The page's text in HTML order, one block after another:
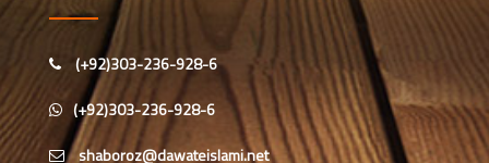
عبد الرسول (درجہ خامسہ مرکزی
جامعۃ المدینہ فیضان مدینہ ،کراچی
،پاکستان)
مدنی رضا(درجہ سادسہ مرکز ی جامعۃ
المدینہ فیضان مدینہ ،کراچی،پاکستان)
(+92)303-236-928-6
(+92)303-236-928-6